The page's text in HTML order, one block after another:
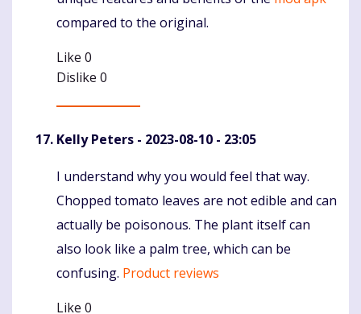
compared to the original.
Like 0
Dislike 0
Kelly Peters - 2023-08-10 - 23:05
Komentaras
I understand why you would feel that way.
Chopped tomato leaves are not edible and can
actually be poisonous. The plant itself can
also look like a palm tree, which can be
confusing. Product reviews
Like 0